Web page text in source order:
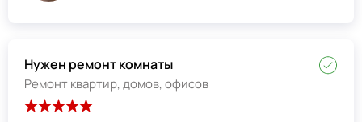
Нужен ремонт комнаты
Ремонт квартир, домов, офисов